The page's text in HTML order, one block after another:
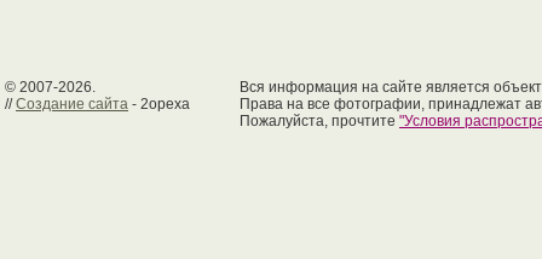
© 2007-2026.
//Создание сайта - 2opexa
Вся информация на сайте является
Права на все фотографии, принадлежат
Пожалуйста, прочтите "Условия